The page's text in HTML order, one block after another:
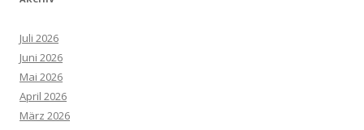
Juli 2026
Juni 2026
Mai 2026
April 2026
März 2026